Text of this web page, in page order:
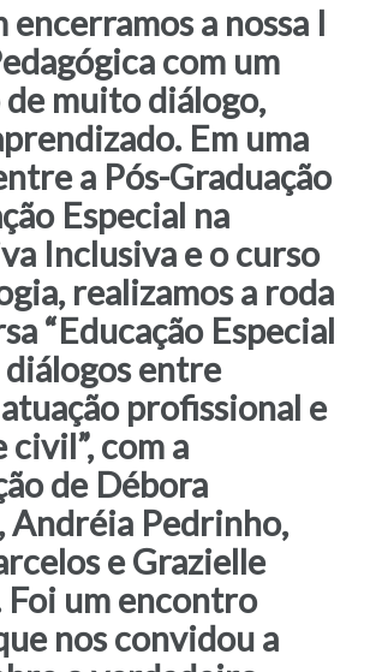
encerramos a nossa I
com um
muito diálogo,
Em uma
a Pós-Graduação
Especial na
Inclusiva e o curso
realizamos a roda
“Educação Especial
entre
profissional e
civil”, com a
de Débora
Andréia Pedrinho,
e Grazielle
Foi um encontro
nos convidou a